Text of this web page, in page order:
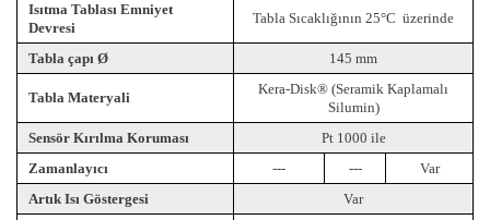
Isıtma Tablası Emniyet
Devresi
Tabla Sıcaklığının 25°C üzerinde
Tabla çapı Ø 145 mm
Tabla Materyali
Kera-Disk® (Seramik Kaplamalı
Silumin)
Sensör Kırılma Koruması
Pt 1000 ile
Zamanlayıcı
--- ---
Var
Artık Isı Göstergesi
Var